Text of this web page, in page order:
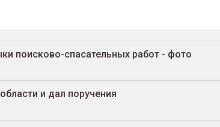
поисково-спасательных работ - фото
и дал поручения